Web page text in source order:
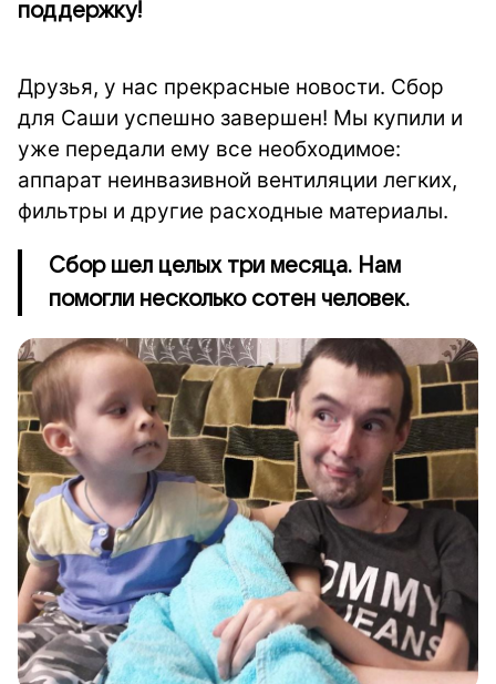
поддержку!
Друзья, у нас прекрасные новости. Сбор
для Саши успешно завершен! Мы купили и
уже передали ему все необходимое:
аппарат неинвазивной вентиляции легких,
фильтры и другие расходные материалы.
Сбор шел целых три месяца. Нам
помогли несколько сотен человек.